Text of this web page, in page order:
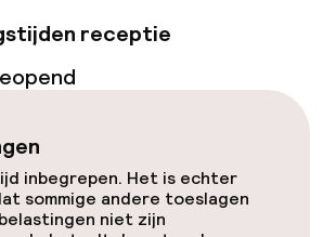
receptie
inbegrepen. Het is echter
sommige andere toeslagen
niet zijn